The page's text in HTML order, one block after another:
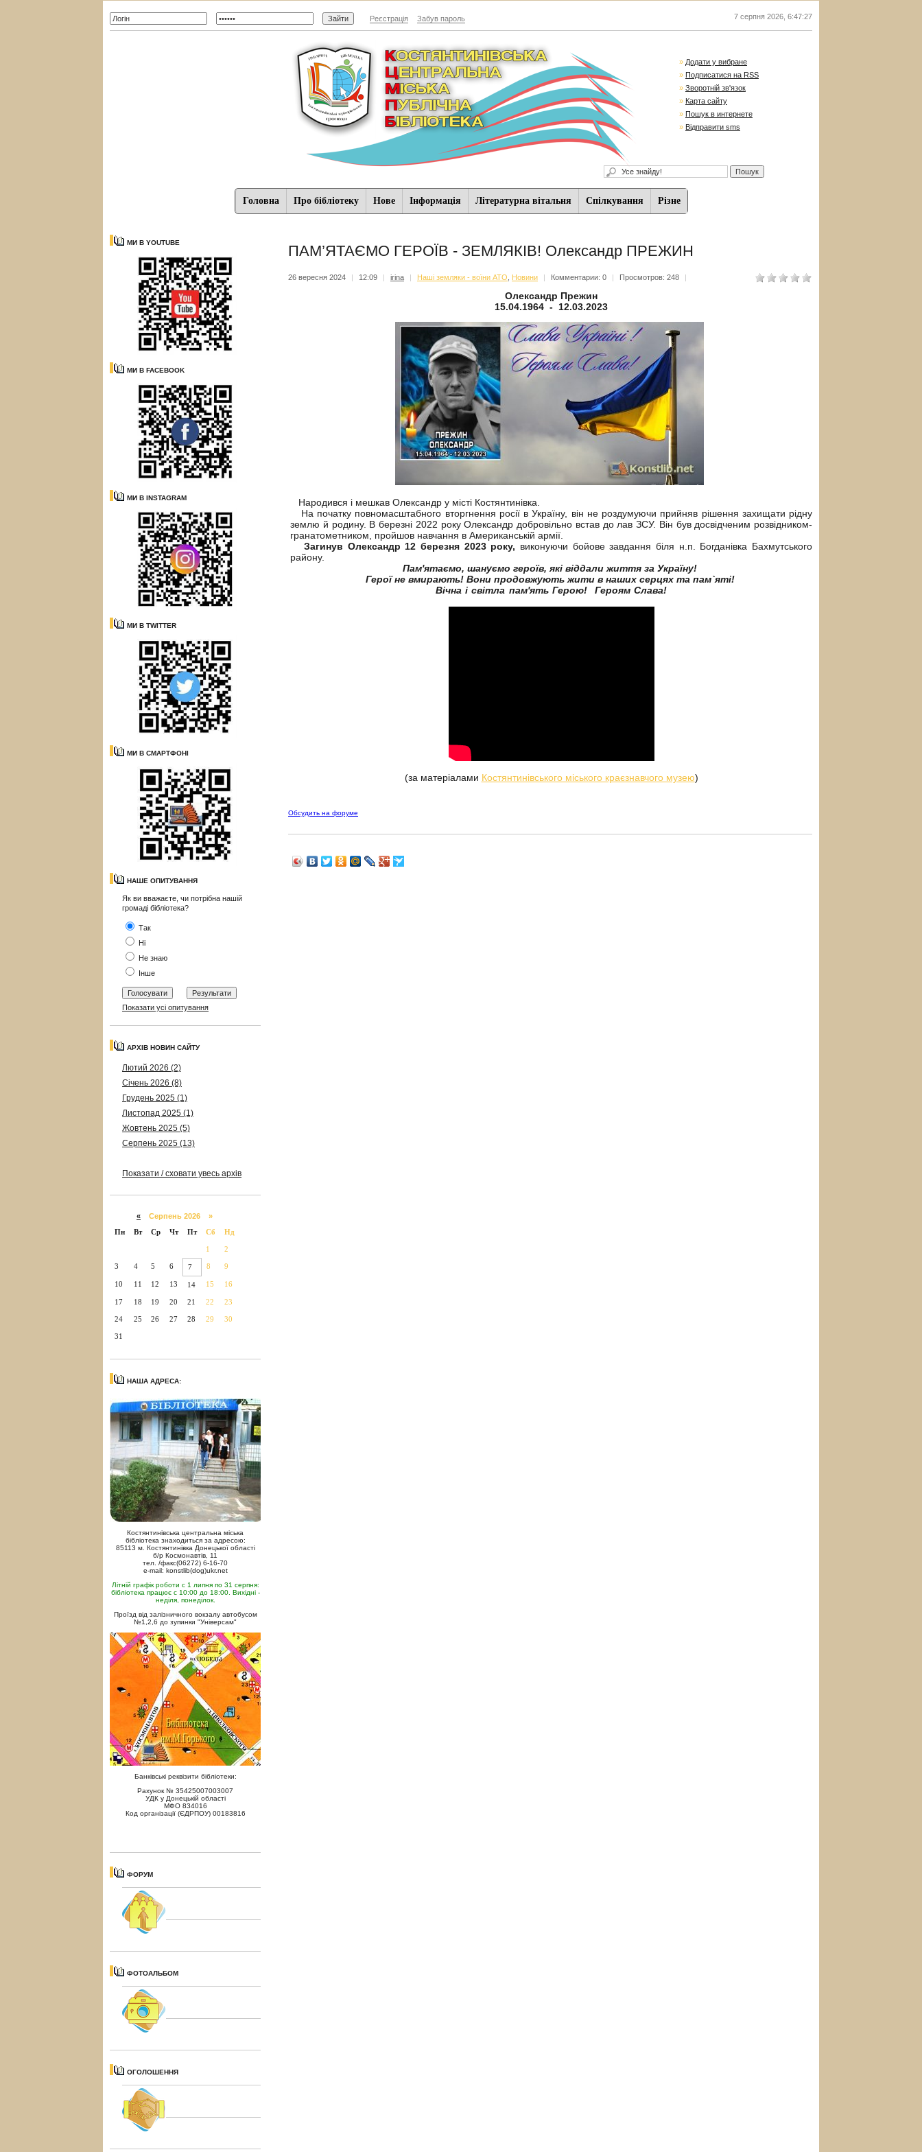
Реєстрація Забув пароль 7 серпня 2026 6:47:28
» Додати у вибране
» Подписатися на RSS
» Зворотній зв'язок
» Карта сайту
» Пошук в интернете
» Відправити sms
Головна Про бібліотеку Нове Iнформацiя Літературна вітальня Спiлкування Різне
МИ В YOUTUBE
МИ В FACEBOOK
МИ В INSTAGRAM
МИ В TWITTER
МИ В СМАРТФОНІ
НАШЕ ОПИТУВАННЯ
Як ви вважаєте, чи потрібна нашій
громаді бібліотека?
Так
Ні
Не знаю
Інше
Показати усі опитування
АРХІВ НОВИН САЙТУ
Лютий 2026 (2)
Січень 2026 (8)
Грудень 2025 (1)
Листопад 2025 (1)
Жовтень 2025 (5)
Серпень 2025 (13)
Показати / сховати увесь архів
« Серпень 2026 »
Пн
Вт Ср Чт Пт Сб Нд
1 2
3 4 5 6 7 8 9
10 11 12 13 14 15 16
17 18 19 20 21 22 23
24 25 26 27 28 29 30
31
НАША АДРЕСА:
Костянтинівська центральна міська
бібліотека знаходиться за адресою:
85113 м. Костянтинівка Донецької області
б/р Космонавтів, 11
тел. /факс(06272) 6-16-70
e-mail: konstlib(dog)ukr.net
Літній графік роботи с 1 липня по 31 серпня:
бібліотека працює с 10:00 до 18:00. Вихідні -
неділя, понеділок.
Проїзд від залізничного вокзалу автобусом
№1,2,6 до зупинки "Універсам"
Банківські реквізити бібліотеки:
Рахунок № 35425007003007
УДК у Донецькій області
МФО 834016
Код організації (ЄДРПОУ) 00183816
ФОРУМ
ФОТОАЛЬБОМ
ОГОЛОШЕННЯ
ПАМ’ЯТАЄМО ГЕРОЇВ - ЗЕМЛЯКІВ! Олександр ПРЕЖИН
26 вересня 2024 | 12:09 | irina | Наші земляки - воїни АТО Новини | Комментарии: 0 | Просмотров: 248 |
Олександр Прежин
15.04.1964 - 12.03.2023
Народився і мешкав Олександр у місті Костянтинівка.
На початку повномасштабного вторгнення росії в Україну, він не роздумуючи прийняв рішення захищати рідну
землю й родину. В березні 2022 року Олександр добровільно встав до лав ЗСУ. Він був досвідченим розвідником-
гранатометником, пройшов навчання в Американській армії.
Загинув Олександр 12 березня 2023 року, виконуючи бойове завдання біля н.п. Богданівка Бахмутського
району.
Пам'ятаємо, шануємо героїв, які віддали життя за Україну!
Герої не вмирають! Вони продовжують жити в наших серцях та пам`яті!
Вічна і світла пам'ять Герою! Героям Слава!
(за матеріалами Костянтинівського міського краєзнавчого музею)
Обсудить на форуме